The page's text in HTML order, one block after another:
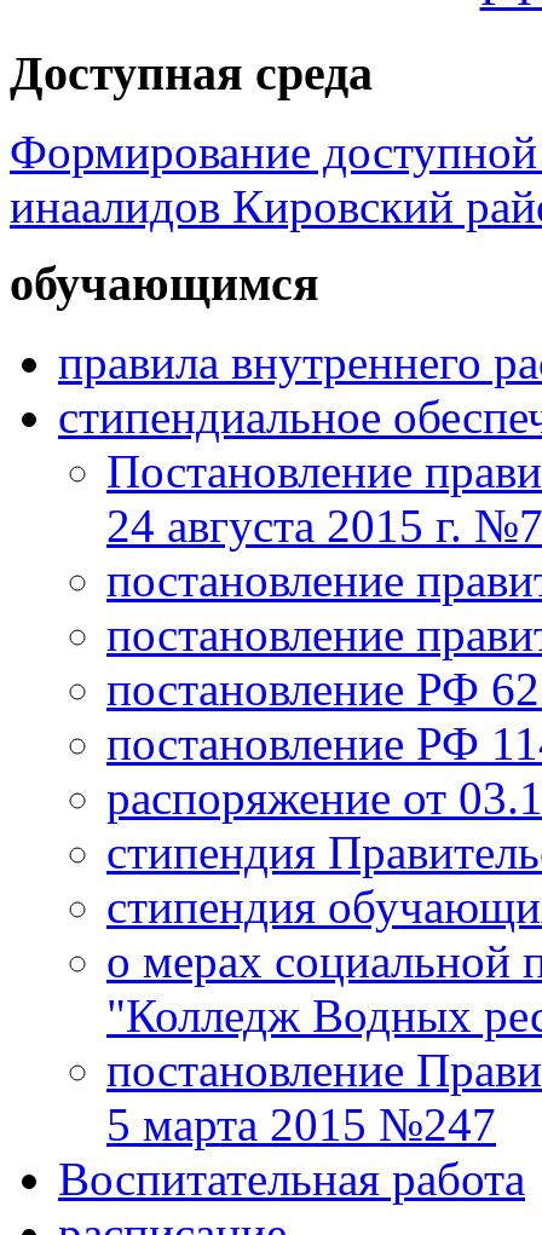
Доступная среда
Формирование доступной
инаалидов Кировский
обучающимся
правила внутреннего
стипендиальное
Постановление
24 августа 2015 г.
постановление
постановление
постановление РФ
постановление РФ
распоряжение от
стипендия
стипендия
о мерах
"Колледж Водных
постановление
5 марта 2015 №247
Воспитательная работа